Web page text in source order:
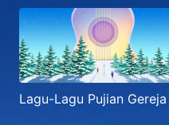
Lagu-Lagu Pujian Gereja